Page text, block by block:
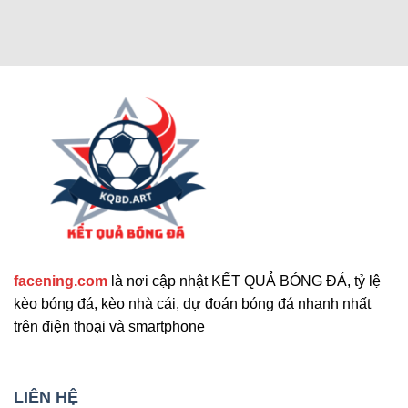
Ngoài các tính năng chính, trang web còn cung
cấp nhiều công cụ hỗ trợ khác. Những tính năng
mở rộng nổi bật mà bạn không nên bỏ qua. Chúng
facening.com là nơi cập nhật KẾT QUẢ BÓNG ĐÁ, tỷ lệ
kèo bóng đá, kèo nhà cái, dự đoán bóng đá nhanh nhất
trên điện thoại và smartphone
LIÊN HỆ